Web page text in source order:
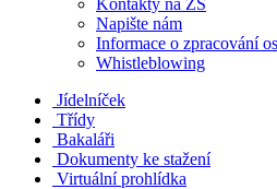
Kontakty na ZŠ
Napište nám
Informace o zpracování
Whistleblowing
Jídelníček
Třídy
Bakaláři
Dokumenty ke stažení
Virtuální prohlídka